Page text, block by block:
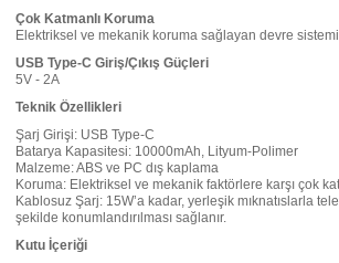
Çok Katmanlı Koruma
Elektriksel ve mekanik koruma sağlayan devre sistemi
USB Type-C Giriş/Çıkış Güçleri
5V - 2A
Teknik Özellikleri
Şarj Girişi: USB Type-C
Batarya Kapasitesi: 10000mAh, Lityum-Polimer
Malzeme: ABS ve PC dış kaplama
Koruma: Elektriksel ve mekanik faktörlere karşı çok
Kablosuz Şarj: 15W’a kadar, yerleşik mıknatıslarla
şekilde konumlandırılması sağlanır.
Kutu İçeriği